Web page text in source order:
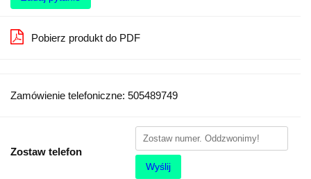
Pobierz produkt do PDF
Zamówienie telefoniczne: 505489749
Zostaw telefon
Wyślij